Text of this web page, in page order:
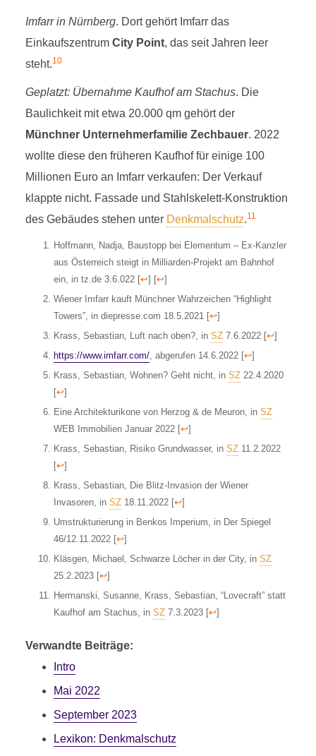
Imfarr in Nürnberg. Dort gehört Imfarr das
Einkaufszentrum City Point, das seit Jahren leer
steht.10
Geplatzt: Übernahme Kaufhof am Stachus. Die
Baulichkeit mit etwa 20.000 qm gehört der
Münchner Unternehmerfamilie Zechbauer. 2022
wollte diese den früheren Kaufhof für einige 100
Millionen Euro an Imfarr verkaufen: Der Verkauf
klappte nicht. Fassade und Stahlskelett-Konstruktion
des Gebäudes stehen unter Denkmalschutz.11
Hoffmann, Nadja, Baustopp bei Elementum – Ex-Kanzler
aus Österreich steigt in Milliarden-Projekt am Bahnhof
ein, in tz.de 3.6.022[↩] [↩]
Wiener Imfarr kauft Münchner Wahrzeichen “Highlight
Towers”, in diepresse.com 18.5.2021[↩]
Krass, Sebastian, Luft nach oben?, in SZ7.6.2022[↩]
https://www.imfarr.com/, abgerufen 14.6.2022[↩]
Krass, Sebastian, Wohnen? Geht nicht, in SZ22.4.2020
[↩]
Eine Architekturikone von Herzog & de Meuron, in SZ
WEB Immobilien Januar 2022[↩]
Krass, Sebastian, Risiko Grundwasser, in SZ11.2.2022
[↩]
Krass, Sebastian, Die Blitz-Invasion der Wiener
Invasoren, in SZ18.11.2022[↩]
Umstrukturierung in Benkos Imperium, in Der Spiegel
46/12.11.2022[↩]
Kläsgen, Michael, Schwarze Löcher in der City, in SZ
25.2.2023[↩]
Hermanski, Susanne, Krass, Sebastian, “Lovecraft” statt
Kaufhof am Stachus, in SZ7.3.2023[↩]
Verwandte Beiträge:
Intro
Mai 2022
September 2023
Lexikon: Denkmalschutz